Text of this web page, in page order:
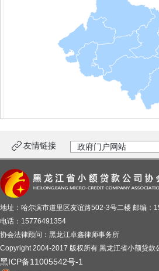
友情链接
地址：哈尔滨市道里区友谊路502-3号二楼 邮编：
电话：15776491354
协会法律顾问：黑龙江卓鑫律师事务所
Copyright 2004-2017 版权所有 黑龙江省小额贷款
黑ICP备11005542号-1